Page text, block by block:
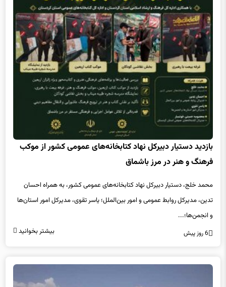
بازدید دستیار دبیرکل نهاد کتابخانه‌های عمومی کشور از موکب
فرهنگ و هنر در مرز باشماق
محمد خلج، دستیار دبیرکل نهاد کتابخانه‌های عمومی کشور، به همراه احسان
تدین، مدیرکل روابط عمومی و امور بین‌الملل؛ یاسر تقوی، مدیرکل امور استان‌ها
و انجمن‌ها؛...
6 روز پیش بیشتر بخوانید